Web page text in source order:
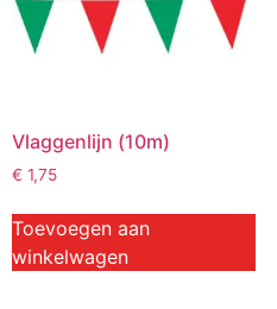
Vlaggenlijn (10m)
€ 1,75
Toevoegen aan
winkelwagen